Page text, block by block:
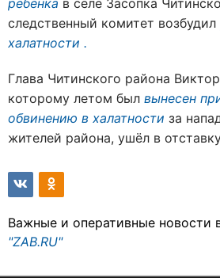
следственный комитет возбудил
халатности .
Глава Читинского района
которому летом был вынесен
обвинению в халатности за
жителей района, ушёл в
Важные и оперативные новости
"ZAB.RU"